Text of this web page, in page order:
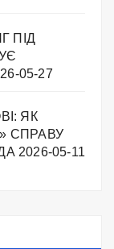
ПІД
05-27
ЯК
СПРАВУ
2026-05-11